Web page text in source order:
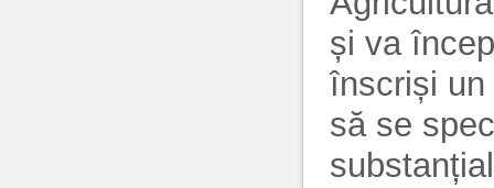
și va
înscriși un
să se